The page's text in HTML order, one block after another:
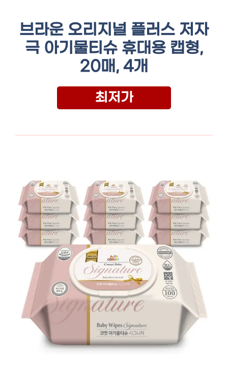
브라운 오리지널 플러스 저자
극 아기물티슈 휴대용 캡형,
20매, 4개
최저가